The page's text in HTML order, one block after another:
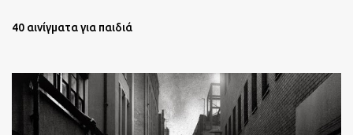
40 αινίγματα για παιδιά